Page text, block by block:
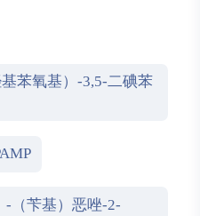
基苯氧基）-3,5-二碘苯
-（苄基）恶唑-2-